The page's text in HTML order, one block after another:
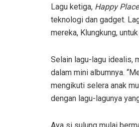
Lagu ketiga, Happy Place
teknologi dan gadget.
mereka, Klungkung,
Selain lagu-lagu idealis,
dalam mini albumnya.
mengikuti selera anak
dengan lagu-lagunya